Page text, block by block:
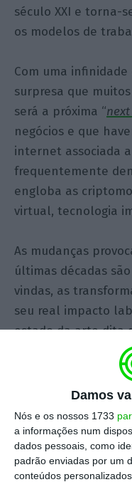
Damos
Nós e os nossos 1733
a informações num
dados pessoais, como
padrão enviadas por um
conteúdos
século XXI e torna-
os modelos de
Com uma
surpresa que
será a próxima “
negócios e que
internet associada
frequentemente
engloba as
virtual, tecnologia
As mudanças
últimas décadas
vindas, as
seu real impacto
estado da arte dita
reflexões que não
abordagem breve,
1.Já surgiram as
sexual no
É importante, por